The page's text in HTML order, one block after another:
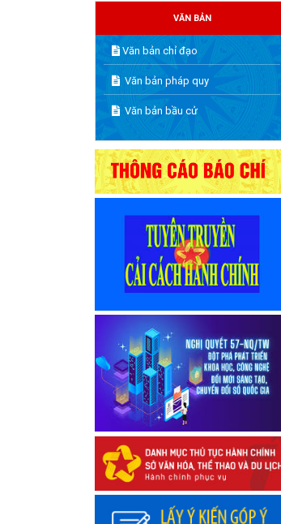
VĂN BẢN
Văn bản chỉ đạo
Văn bản pháp quy
Văn bản bầu cử